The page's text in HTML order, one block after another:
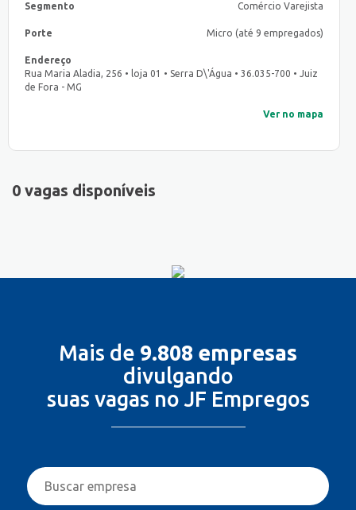
Segmento Comércio Varejista
Porte Micro (até 9 empregados)
Endereço
Rua Maria Aladia, 256 • loja 01 • Serra D\'Água • 36.035-700 • Juiz
de Fora - MG
Ver no mapa
0 vagas disponíveis
Mais de 9.808 empresas
divulgando
suas vagas no JF Empregos